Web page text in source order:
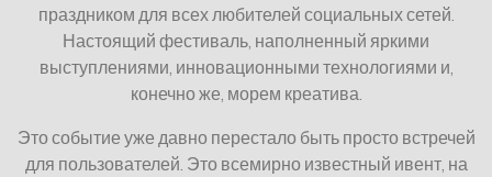
праздником для всех любителей социальных сетей.
Настоящий фестиваль, наполненный яркими
выступлениями, инновационными технологиями и,
конечно же, морем креатива.
Это событие уже давно перестало быть просто встречей
для пользователей. Это всемирно известный ивент, на